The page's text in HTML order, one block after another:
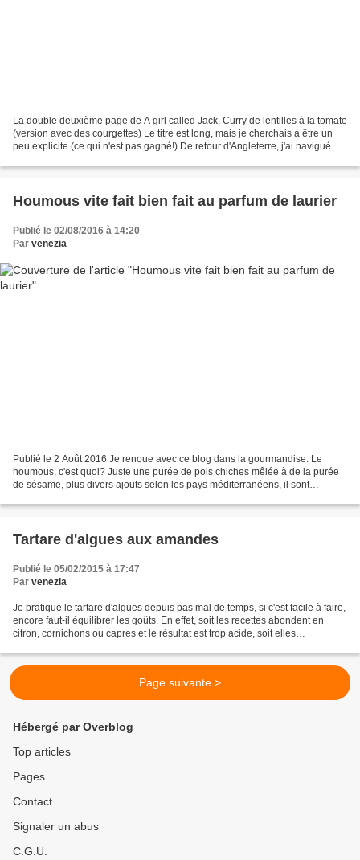
La double deuxième page de A girl called Jack. Curry de lentilles à la tomate
(version avec des courgettes) Le titre est long, mais je cherchais à être un
peu explicite (ce qui n'est pas gagné!) De retour d'Angleterre, j'ai navigué sur
Houmous vite fait bien fait au parfum de laurier
Publié le 02/08/2016 à 14:20
Par venezia
Publié le 2 Août 2016 Je renoue avec ce blog dans la gourmandise. Le
houmous, c'est quoi? Juste une purée de pois chiches mêlée à de la purée
de sésame, plus divers ajouts selon les pays méditerranéens, il sont
Tartare d'algues aux amandes
Publié le 05/02/2015 à 17:47
Par venezia
Je pratique le tartare d'algues depuis pas mal de temps, si c'est facile à faire,
encore faut-il équilibrer les goûts. En effet, soit les recettes abondent en
citron, cornichons ou capres et le résultat est trop acide, soit elles
Page suivante >
Hébergé par Overblog
Top articles
Pages
Contact
Signaler un abus
C.G.U.